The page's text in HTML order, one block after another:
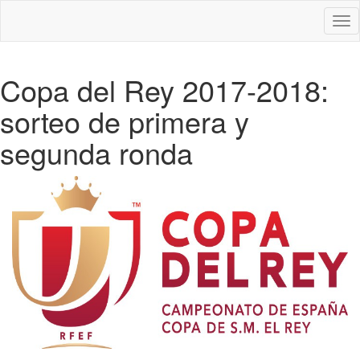
Copa del Rey 2017-2018:
sorteo de primera y
segunda ronda